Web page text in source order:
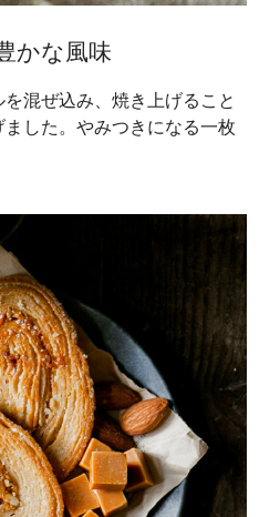
かな風味
混ぜ込み、焼き上げること
した。やみつきになる一枚